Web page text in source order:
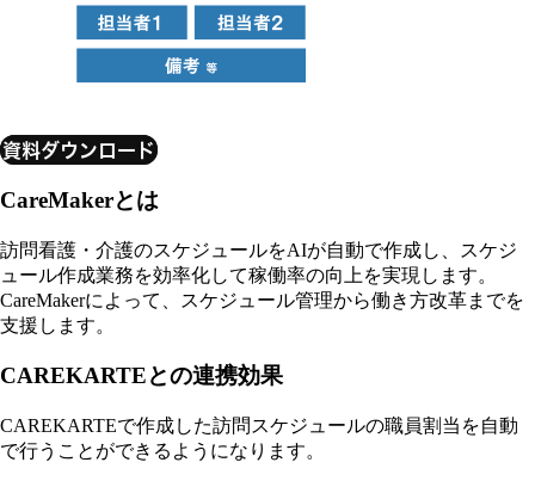
資料ダウンロード
CareMakerとは
訪問看護・介護のスケジュールをAIが自動で作成し、スケジ
ュール作成業務を効率化して稼働率の向上を実現します。
CareMakerによって、スケジュール管理から働き方改革までを
支援します。
CAREKARTEとの連携効果
CAREKARTEで作成した訪問スケジュールの職員割当を自動
で行うことができるようになります。